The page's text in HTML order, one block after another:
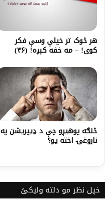
هر څوک تر خپلې وسې فکر
کوی! – مه خفه کېږه! (۳۶)
څنګه پوهیږو چې د ډیپریشن په
ناروغۍ اخته یو؟
خپل نظر مو دلته ولیکئ